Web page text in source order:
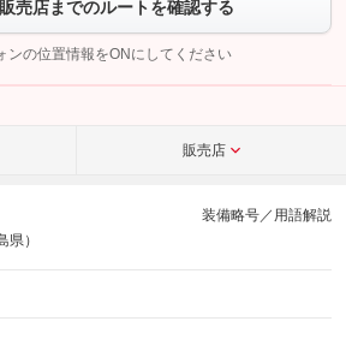
ボタンをタップして問い合わせを
。
こちら
売店までのルートを確認する
ンの位置情報をONにしてください
販売店
）
装備略号／用語解説